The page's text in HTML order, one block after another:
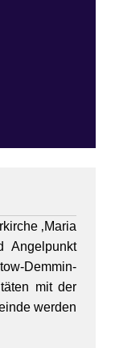
‚Maria
Angelpunkt
Demmin-
mit der
werden